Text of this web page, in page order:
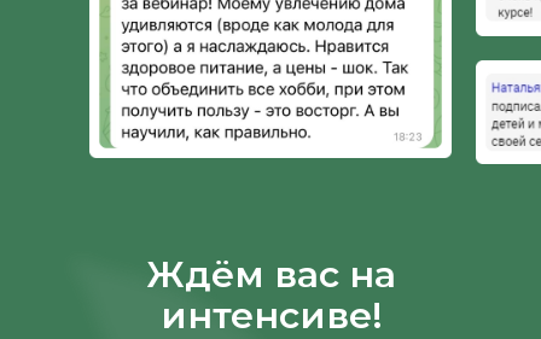
Ждём вас на
интенсиве!